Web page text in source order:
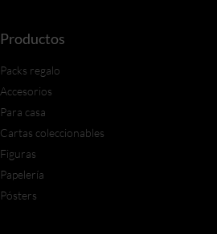
Productos
Packs regalo
Accesorios
Para casa
Cartas coleccionables
Figuras
Papelería
Pósters